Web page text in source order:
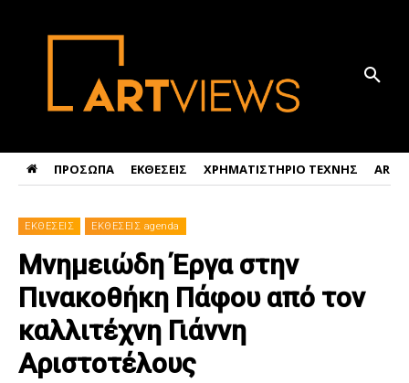
ΠΡΟΣΩΠΑ ΕΚΘΕΣΕΙΣ ΧΡΗΜΑΤΙΣΤΗΡΙΟ ΤΕΧΝΗΣ ART
ΕΚΘΕΣΕΙΣ ΕΚΘΕΣΕΙΣ agenda
Μνημειώδη Έργα στην
Πινακοθήκη Πάφου από τον
καλλιτέχνη Γιάννη
Αριστοτέλους